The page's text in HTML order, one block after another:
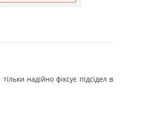
надійно фіксує підсідел в